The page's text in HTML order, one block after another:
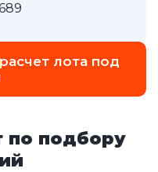
лота под
по подбору